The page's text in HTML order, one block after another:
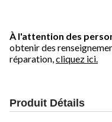
À l'attention des
obtenir des
réparation,cliquez ici.
Produit Détails